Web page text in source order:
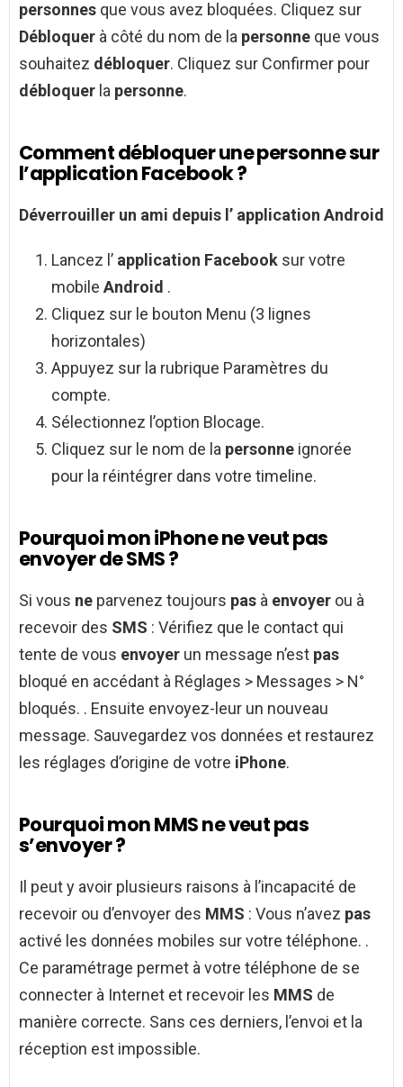
personnes que vous avez bloquées. Cliquez sur
Débloquer à côté du nom de la personne que vous
souhaitez débloquer. Cliquez sur Confirmer pour
débloquer la personne.
Comment débloquer une personne sur
l’application Facebook ?
Déverrouiller un ami depuis l’ application Android
Lancez l’ application Facebook sur votre
mobile Android .
Cliquez sur le bouton Menu (3 lignes
horizontales)
Appuyez sur la rubrique Paramètres du
compte.
Sélectionnez l’option Blocage.
Cliquez sur le nom de la personne ignorée
pour la réintégrer dans votre timeline.
Pourquoi mon iPhone ne veut pas
envoyer de SMS ?
Si vous ne parvenez toujours pas à envoyer ou à
recevoir des SMS : Vérifiez que le contact qui
tente de vous envoyer un message n’est pas
bloqué en accédant à Réglages > Messages > N°
bloqués. . Ensuite envoyez-leur un nouveau
message. Sauvegardez vos données et restaurez
les réglages d’origine de votre iPhone.
Pourquoi mon MMS ne veut pas
s’envoyer ?
Il peut y avoir plusieurs raisons à l’incapacité de
recevoir ou d’envoyer des MMS : Vous n’avez pas
activé les données mobiles sur votre téléphone. .
Ce paramétrage permet à votre téléphone de se
connecter à Internet et recevoir les MMS de
manière correcte. Sans ces derniers, l’envoi et la
réception est impossible.